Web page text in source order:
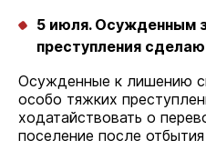
5 июля. Осужденным
преступления
Осужденные к лишению
особо тяжких
ходатайствовать о
поселение после